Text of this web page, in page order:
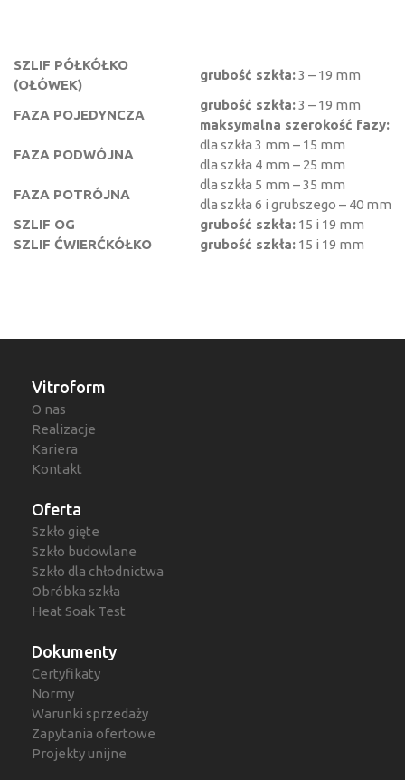
SZLIF PÓŁKÓŁKO
(OŁÓWEK)
grubość szkła:3 – 19 mm
FAZA POJEDYNCZA
grubość szkła:3 – 19 mm
maksymalna szerokość fazy:
dla szkła 3 mm – 15 mm
dla szkła 4 mm – 25 mm
dla szkła 5 mm – 35 mm
dla szkła 6 i grubszego – 40 mm
FAZA PODWÓJNA
FAZA POTRÓJNA
SZLIF OG
grubość szkła: 15 i 19 mm
SZLIF ĆWIERĆKÓŁKO
grubość szkła: 15 i 19 mm
Vitroform
O nas
Realizacje
Kariera
Kontakt
Oferta
Szkło gięte
Szkło budowlane
Szkło dla chłodnictwa
Obróbka szkła
Heat Soak Test
Dokumenty
Certyfikaty
Normy
Warunki sprzedaży
Zapytania ofertowe
Projekty unijne